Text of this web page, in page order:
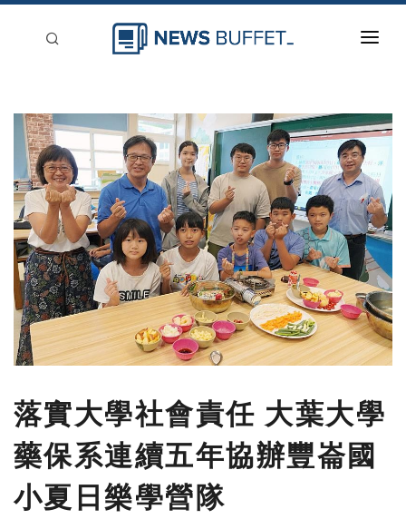
新聞稿分類
登入
刊登
落實大學社會責任 大葉大學
藥保系連續五年協辦豐崙國
小夏日樂學營隊